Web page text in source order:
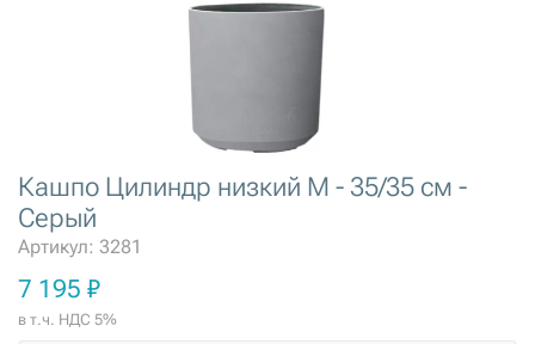
Кашпо Цилиндр низкий M - 35/35 см -
Серый
Артикул: 3281
7 195 ₽
в т.ч. НДС 5%